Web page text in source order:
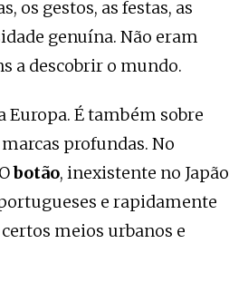
os gestos, as festas, as
genuína. Não eram
a descobrir o mundo.
Europa. É também sobre
profundas. No
botão, inexistente no Japão
e rapidamente
meios urbanos e